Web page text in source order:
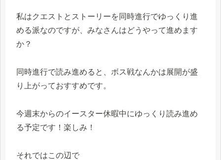
私はクエストとストーリーを同時進行でゆっくり進
める派なのですが、みなさんはどうやって進めます
か？
同時進行で読み進めると、ボス戦なんかは展開が盛
り上がっておすすめです。
今週末からのイースター休暇中にゆっくり読み進め
る予定です！楽しみ！
それではこの辺で